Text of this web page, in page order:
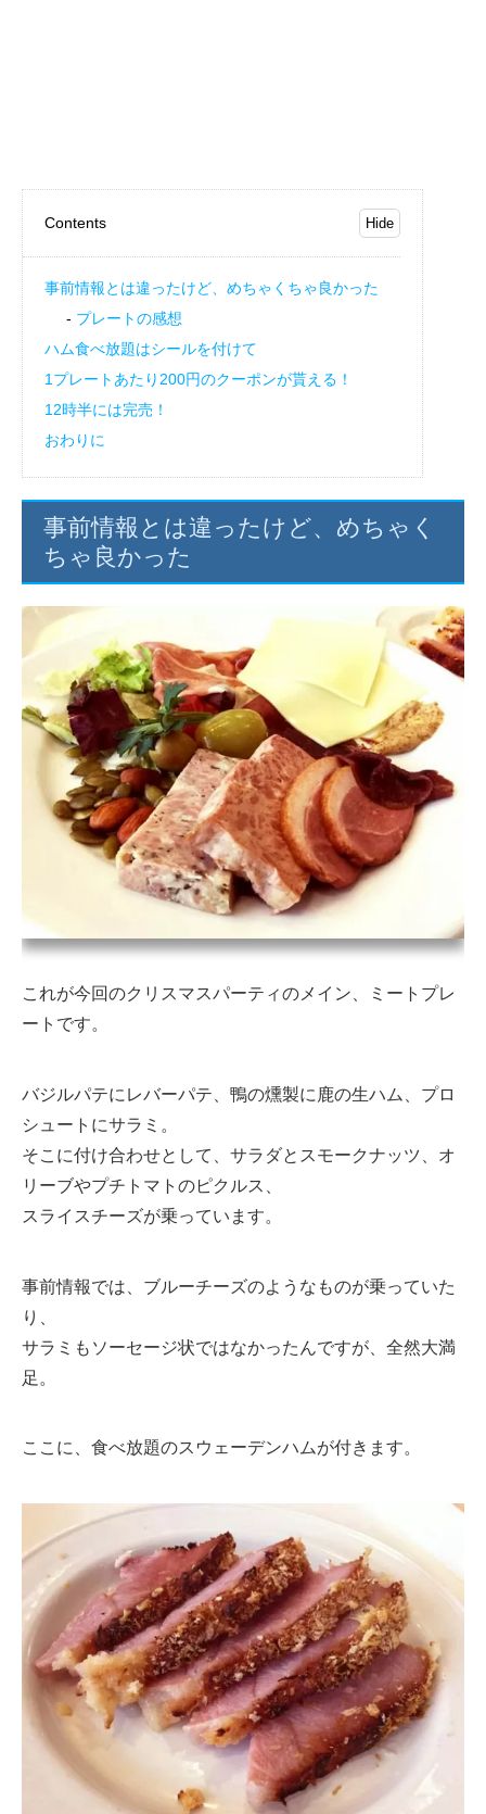
Contents
事前情報とは違ったけど、めちゃくちゃ良かった
プレートの感想
ハム食べ放題はシールを付けて
1プレートあたり200円のクーポンが貰える！
12時半には完売！
おわりに
事前情報とは違ったけど、めちゃく
ちゃ良かった
これが今回のクリスマスパーティのメイン、ミートプレ
ートです。
バジルパテにレバーパテ、鴨の燻製に鹿の生ハム、プロ
シュートにサラミ。
そこに付け合わせとして、サラダとスモークナッツ、オ
リーブやプチトマトのピクルス、
スライスチーズが乗っています。
事前情報では、ブルーチーズのようなものが乗っていた
り、
サラミもソーセージ状ではなかったんですが、全然大満
足。
ここに、食べ放題のスウェーデンハムが付きます。